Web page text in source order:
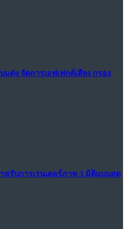
แต่ง จัดการเอฟเฟกต์เสียง กรอง
หรับการเรนเดอร์ภาพ 3 มิติแบบสด